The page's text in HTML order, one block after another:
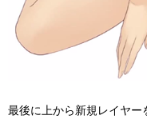
最後に上から新規レイヤー